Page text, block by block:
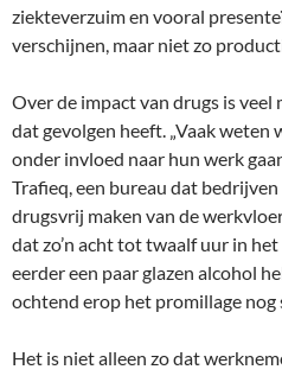
ziekteverzuim en vooral
verschijnen, maar niet zo
Over de impact van drugs is
dat gevolgen heeft. „Vaak weten
onder invloed naar hun werk
Trafieq, een bureau dat
drugsvrij maken van de
dat zo’n acht tot twaalf uur in
eerder een paar glazen alcohol
ochtend erop het promillage nog
Het is niet alleen zo dat